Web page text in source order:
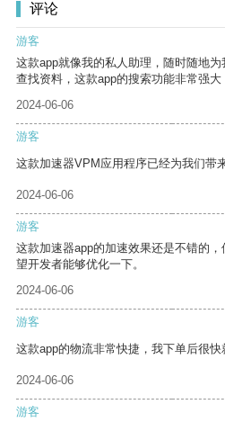
评论
游客
这款app就像我的私人助理，随时随地
查找资料，这款app的搜索功能非常强大
2024-06-06
游客
这款加速器VPM应用程序已经为我们带
2024-06-06
游客
这款加速器app的加速效果还是不错的
望开发者能够优化一下。
2024-06-06
游客
这款app的物流非常快捷，我下单后很快
2024-06-06
游客